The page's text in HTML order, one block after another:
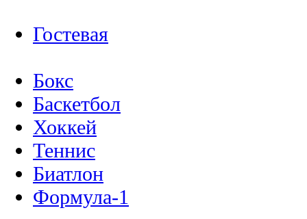
Гостевая
Бокс
Баскетбол
Хоккей
Теннис
Биатлон
Формула-1